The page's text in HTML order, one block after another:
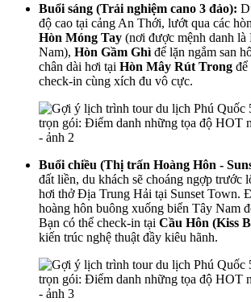
Buổi sáng (Trải nghiệm cano 3 đảo):
độ cao tại cảng An Thới, lướt qua các
Hòn Móng Tay (nơi được mệnh danh
Nam), Hòn Gầm Ghì để lặn ngắm san
chân dài hơi tại Hòn Mây Rút Trong để
check-in cùng xích đu vô cực.
Buổi chiều (Thị trấn Hoàng Hôn -
đất liền, du khách sẽ choáng ngợp trước
hơi thở Địa Trung Hải tại Sunset Town.
hoàng hôn buông xuống biển Tây Nam
Bạn có thể check-in tại Cầu Hôn (Kiss
kiến trúc nghệ thuật đầy kiêu hãnh.